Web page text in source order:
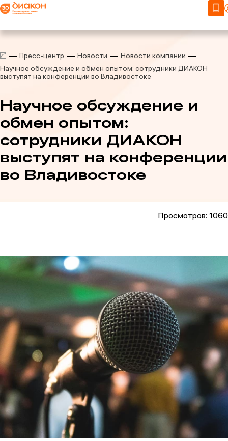
Пресс-центр Новости
Новости компании
Научное обсуждение и обмен опытом: сотрудники ДИАКОН
выступят на конференции во Владивостоке
Научное обсуждение и
обмен опытом:
сотрудники ДИАКОН
выступят на конференции
во Владивостоке
Просмотров: 1060